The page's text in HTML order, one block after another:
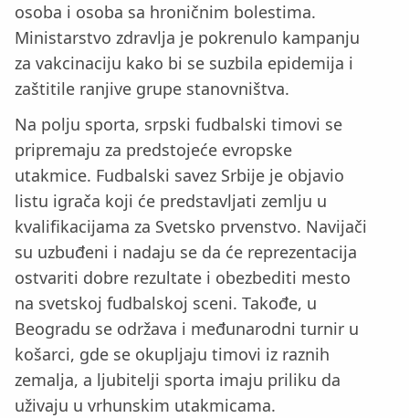
osoba i osoba sa hroničnim bolestima.
Ministarstvo zdravlja je pokrenulo kampanju
za vakcinaciju kako bi se suzbila epidemija i
zaštitile ranjive grupe stanovništva.
Na polju sporta, srpski fudbalski timovi se
pripremaju za predstojeće evropske
utakmice. Fudbalski savez Srbije je objavio
listu igrača koji će predstavljati zemlju u
kvalifikacijama za Svetsko prvenstvo. Navijači
su uzbuđeni i nadaju se da će reprezentacija
ostvariti dobre rezultate i obezbediti mesto
na svetskoj fudbalskoj sceni. Takođe, u
Beogradu se održava i međunarodni turnir u
košarci, gde se okupljaju timovi iz raznih
zemalja, a ljubitelji sporta imaju priliku da
uživaju u vrhunskim utakmicama.